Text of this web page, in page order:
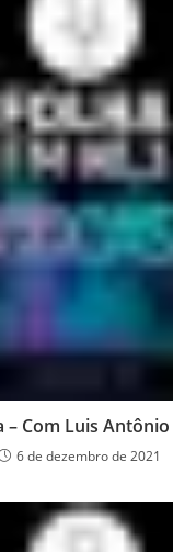
– Com Luis
6 de dezembro de 2021